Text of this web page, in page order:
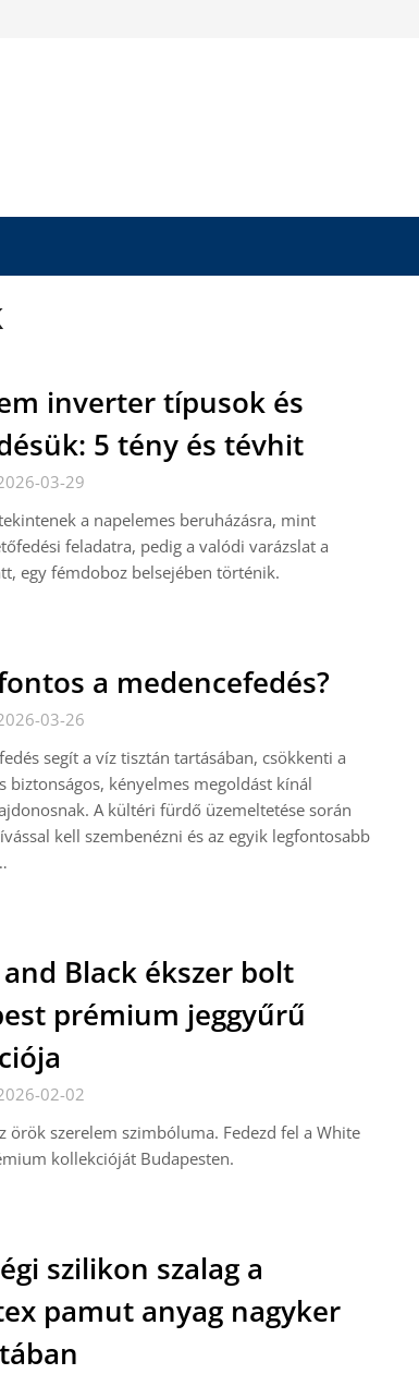
inverter típusok és
5 tény és tévhit
03-29
a napelemes beruházásra, mint
feladatra, pedig a valódi varázslat a
egy fémdoboz belsejében történik.
a medencefedés?
03-26
segít a víz tisztán tartásában, csökkenti a
biztonságos, kényelmes megoldást kínál
A kültéri fürdő üzemeltetése során
kell szembenézni és az egyik legfontosabb
Black ékszer bolt
prémium jeggyűrű
02-02
örök szerelem szimbóluma. Fedezd fel a White
kollekcióját Budapesten.
szilikon szalag a
pamut anyag nagyker